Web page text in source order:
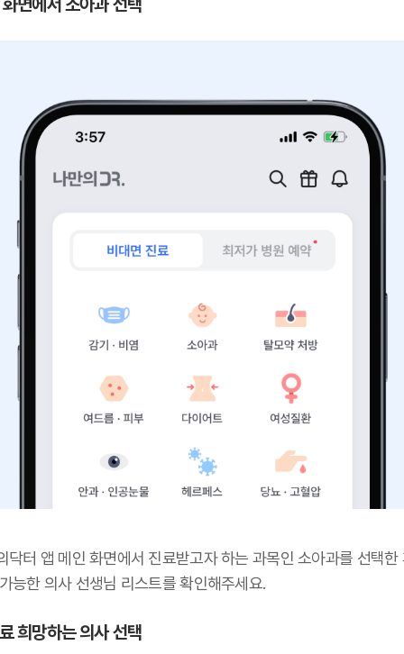
면에서 소아과 선택
닥터 앱 메인 화면에서 진료받고자 하는 과목인 소아과를 선택한
능한 의사 선생님 리스트를 확인해주세요.
희망하는 의사 선택